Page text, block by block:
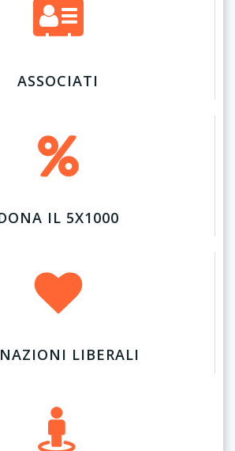
ASSOCIATI
IL 5X1000
LIBERALI